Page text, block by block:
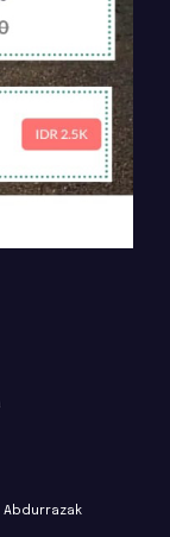
Abdurrazak